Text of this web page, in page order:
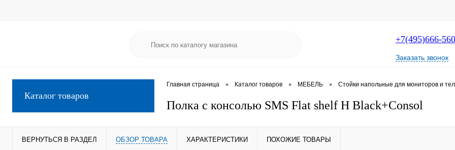
+7(495)666-
Заказать звонок
Каталог товаров
Главная страница • Каталог товаров • МЕБЕЛЬ • Стойки напольные для мониторов и
Полка с консолью SMS Flat shelf H Black+Consol
ВЕРНУТЬСЯ В РАЗДЕЛ ОБЗОР ТОВАРА ХАРАКТЕРИСТИКИ ПОХОЖИЕ ТОВАРЫ